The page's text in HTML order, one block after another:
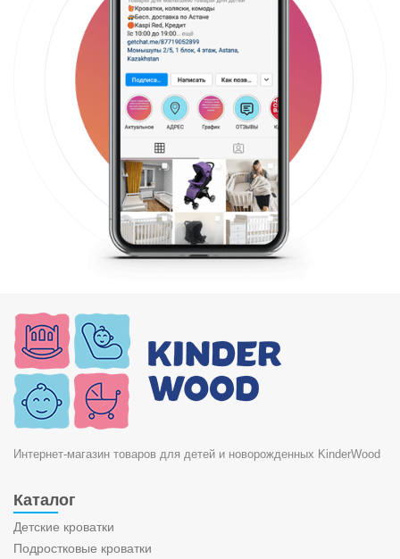
Интернет-магазин товаров для детей и новорожденных KinderWood
Каталог
Детские кроватки
Подростковые кроватки